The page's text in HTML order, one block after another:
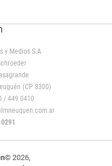
y Medios S.A
(CP 8300)
/ 449 0410
© 2026,